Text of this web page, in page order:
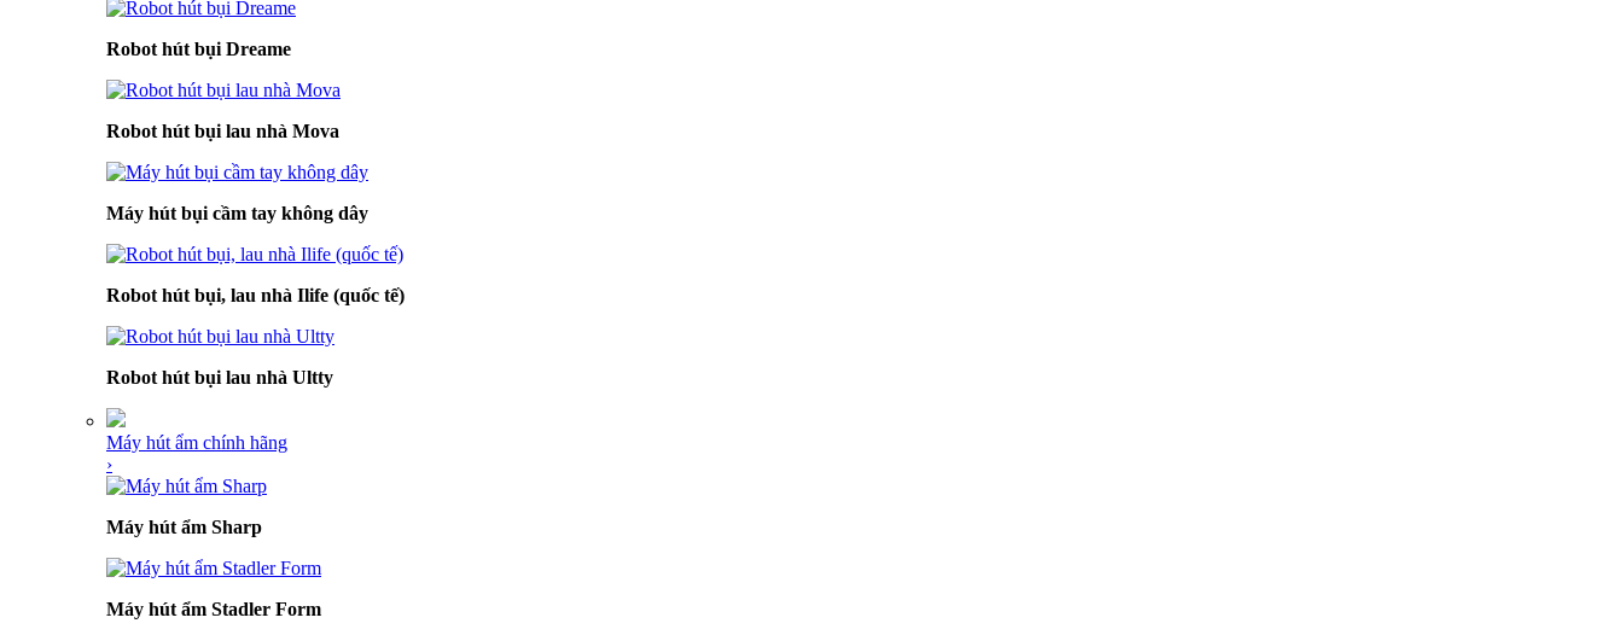
Robot hút bụi Dreame
Robot hút bụi lau nhà Mova
Máy hút bụi cầm tay không dây
Robot hút bụi, lau nhà Ilife (quốc tế)
Robot hút bụi lau nhà Ultty
Máy hút ẩm chính hãng
›
Máy hút ẩm Sharp
Máy hút ẩm Stadler Form